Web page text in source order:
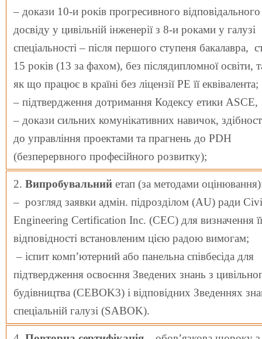
– докази 10-и років прогресивного відповідального
досвіду у цивільній інженерії з 8-и роками у галузі
спеціальності – після першого ступеня бакалавра,
15 років (13 за фахом), без післядипломної освіти,
як що працює в країні без ліцензії PE її еквівалента;
– підтвердження дотримання Кодексу етики ASCE,
– докази сильних комунікативних навичок,
до управління проектами та прагнень до PDH
(безперервного професійного розвитку);
2. Випробувальний етап (за методами
– розгляд заявки адмін. підрозділом (AU) ради
Engineering Certification Inc. (CEC) для визначення її
відповідності встановленим цією радою вимогам;
– іспит комп’ютерний або панельна співбесіда для
підтвердження освоєння Зведених знань з
будівництва (CEBOK3) і відповідних Зведеннях
спеціальній галузі (SABOK).